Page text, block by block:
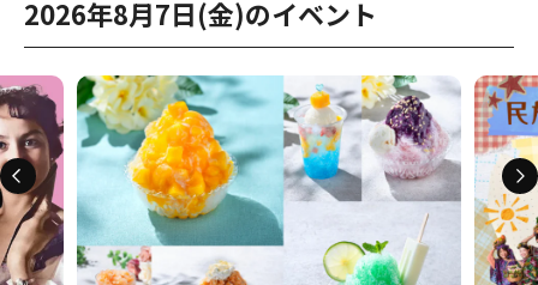
イベント･お知らせ
お問い合わせ
報道関係者･撮影希望者の方へ
2026年8月7日(金)のイベント